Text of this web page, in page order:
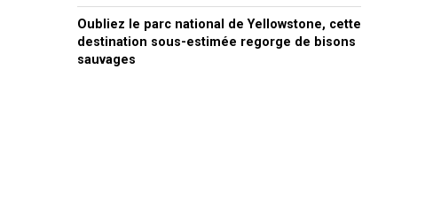
Oubliez le parc national de Yellowstone, cette
destination sous-estimée regorge de bisons
sauvages